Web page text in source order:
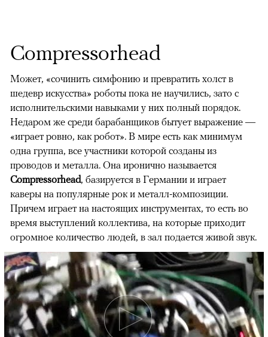
Compressorhead
Может, «сочинить симфонию и превратить холст в
шедевр искусства» роботы пока не научились, зато с
исполнительскими навыками у них полный порядок.
Недаром же среди барабанщиков бытует выражение —
«играет ровно, как робот». В мире есть как минимум
одна группа, все участники которой созданы из
проводов и металла. Она иронично называется
Compressorhead, базируется в Германии и играет
каверы на популярные рок и металл-композиции.
Причем играет на настоящих инструментах, то есть во
время выступлений коллектива, на которые приходит
огромное количество людей, в зал подается живой звук.